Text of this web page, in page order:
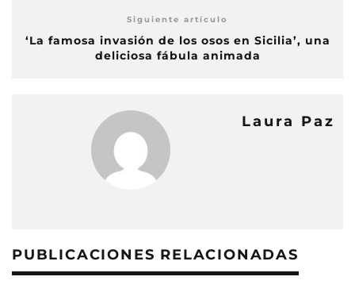
Siguiente artículo
‘La famosa invasión de los osos en Sicilia’, una
deliciosa fábula animada
Laura Paz
PUBLICACIONES RELACIONADAS